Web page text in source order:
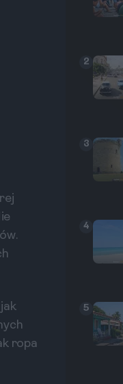
ropa
2
3
4
5